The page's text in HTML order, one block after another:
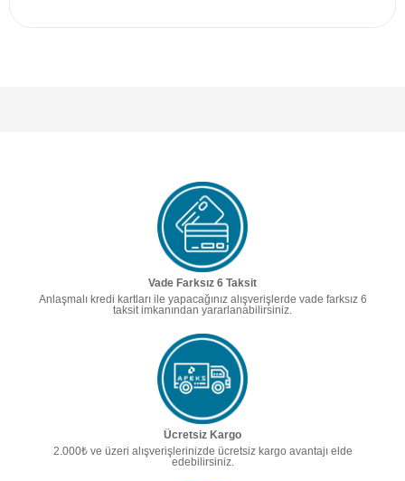
Vade Farksız 6 Taksit
Anlaşmalı kredi kartları ile yapacağınız alışverişlerde vade farksız 6
taksit imkanından yararlanabilirsiniz.
Ücretsiz Kargo
2.000₺ ve üzeri alışverişlerinizde ücretsiz kargo avantajı elde
edebilirsiniz.